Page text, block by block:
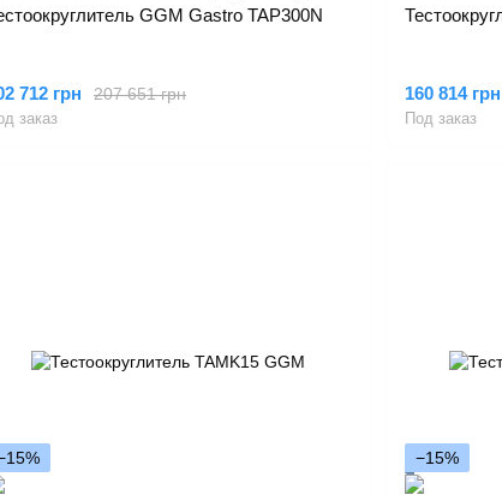
GGM Gastro TAP300N
207 651 грн
712 грн
заказ
160 814 грн
Под заказ
−15%